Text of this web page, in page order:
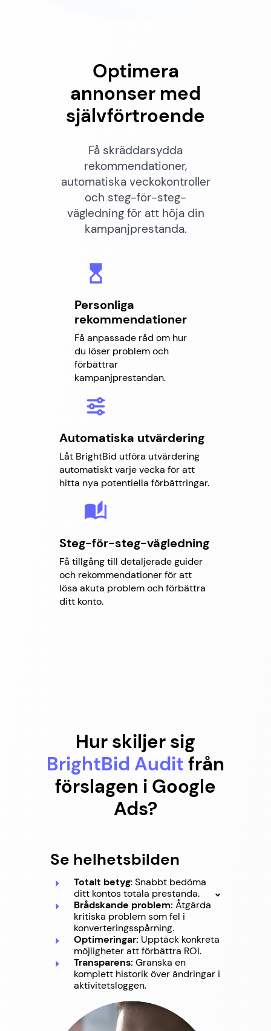
Optimera
annonser med
självförtroende
Få skräddarsydda
rekommendationer,
automatiska veckokontroller
och steg-för-steg-
vägledning för att höja din
kampanjprestanda.
Personliga
rekommendationer
Få anpassade råd om hur
du löser problem och
förbättrar
kampanjprestandan.
Automatiska utvärdering
Låt BrightBid utföra utvärdering
automatiskt varje vecka för att
hitta nya potentiella förbättringar.
Steg-för-steg-vägledning
Få tillgång till detaljerade guider
och rekommendationer för att
lösa akuta problem och förbättra
ditt konto.
Hur skiljer sig
BrightBid Auditfrån
förslagen i Google
Ads?
Se helhetsbilden
Totalt betyg: Snabbt bedöma
ditt kontos totala prestanda.
Brådskande problem: Åtgärda
kritiska problem som fel i
konverteringsspårning.
Optimeringar: Upptäck konkreta
möjligheter att förbättra ROI.
Transparens: Granska en
komplett historik över ändringar i
aktivitetsloggen.